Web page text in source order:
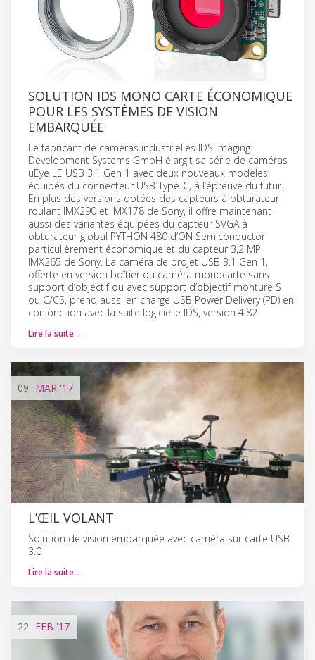
SOLUTION IDS MONO CARTE ÉCONOMIQUE
POUR LES SYSTÈMES DE VISION
EMBARQUÉE
Le fabricant de caméras industrielles IDS Imaging
Development Systems GmbH élargit sa série de caméras
uEye LE USB 3.1 Gen 1 avec deux nouveaux modèles
équipés du connecteur USB Type-C, à l’épreuve du futur.
En plus des versions dotées des capteurs à obturateur
roulant IMX290 et IMX178 de Sony, il offre maintenant
aussi des variantes équipées du capteur SVGA à
obturateur global PYTHON 480 d’ON Semiconductor
particulièrement économique et du capteur 3,2 MP
IMX265 de Sony. La caméra de projet USB 3.1 Gen 1,
offerte en version boîtier ou caméra monocarte sans
support d’objectif ou avec support d’objectif monture S
ou C/CS, prend aussi en charge USB Power Delivery (PD) en
conjonction avec la suite logicielle IDS, version 4.82.
Lire la suite…
09 MAR '17
L’ŒIL VOLANT
Solution de vision embarquée avec caméra sur carte USB-
3.0
Lire la suite…
22 FEB '17